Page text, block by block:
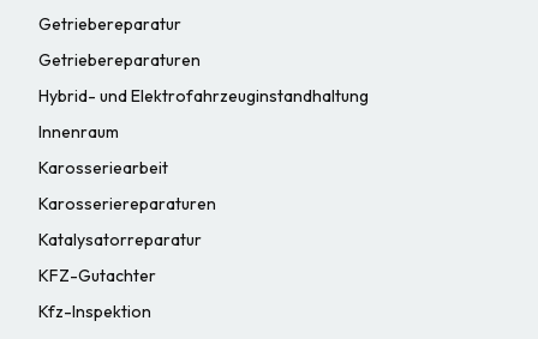
Getriebereparatur
Getriebereparaturen
Hybrid- und Elektrofahrzeuginstandhaltung
Innenraum
Karosseriearbeit
Karosseriereparaturen
Katalysatorreparatur
KFZ-Gutachter
Kfz-Inspektion